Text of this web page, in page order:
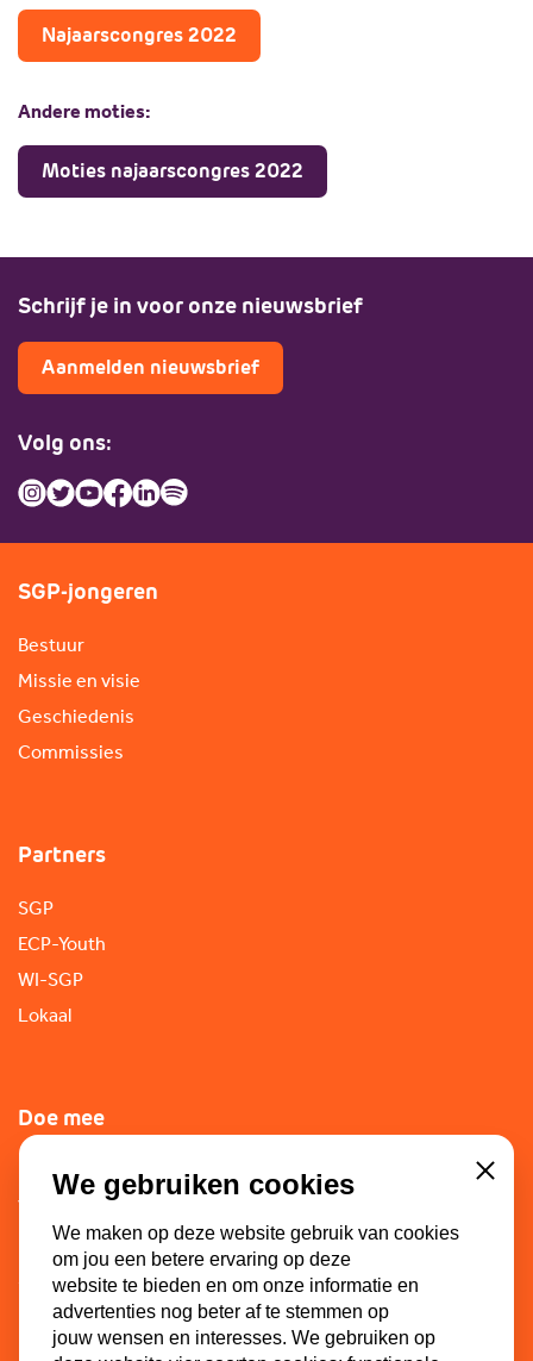
Najaarscongres 2022
Andere moties:
Moties najaarscongres 2022
Schrijf je in voor onze nieuwsbrief
Aanmelden nieuwsbrief
Volg ons:
SGP-jongeren
Bestuur
Missie en visie
Geschiedenis
Commissies
Partners
SGP
ECP-Youth
WI-SGP
Lokaal
Doe mee
Lid worden
Vacatures
Doneren
Sponsoren
We gebruiken cookies
We maken op deze website gebruik van cookies
om jou een betere ervaring op deze
website te bieden en om onze informatie en
advertenties nog beter af te stemmen op
jouw wensen en interesses. We gebruiken op
Close